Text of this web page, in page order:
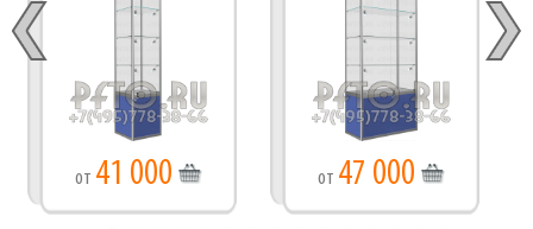
от 41 000 от 47 000